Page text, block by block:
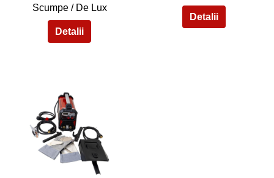
Scumpe / De Lux
45